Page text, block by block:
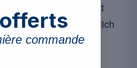
das richtige Produkt
wissenschaftlich
Bedürfnisse
commande